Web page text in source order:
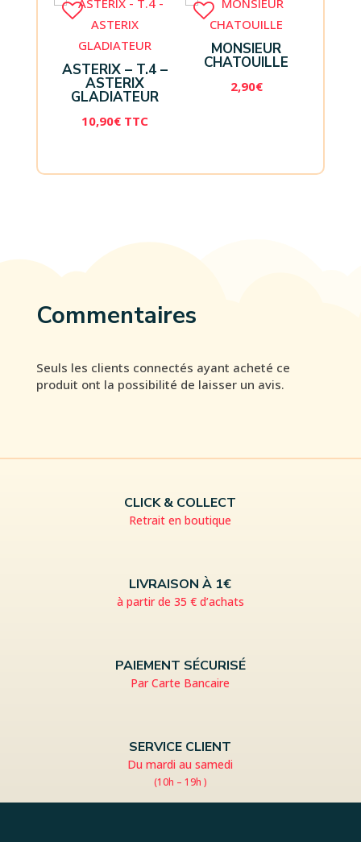
ASTERIX – T.4 –
ASTERIX
GLADIATEUR
10,90€ TTC
MONSIEUR
CHATOUILLE
2,90€
Commentaires
Seuls les clients connectés ayant acheté ce
produit ont la possibilité de laisser un avis.
CLICK & COLLECT
Retrait en boutique
LIVRAISON À 1€
à partir de 35 € d’achats
PAIEMENT SÉCURISÉ
Par Carte Bancaire
SERVICE CLIENT
Du mardi au samedi
(10h – 19h )